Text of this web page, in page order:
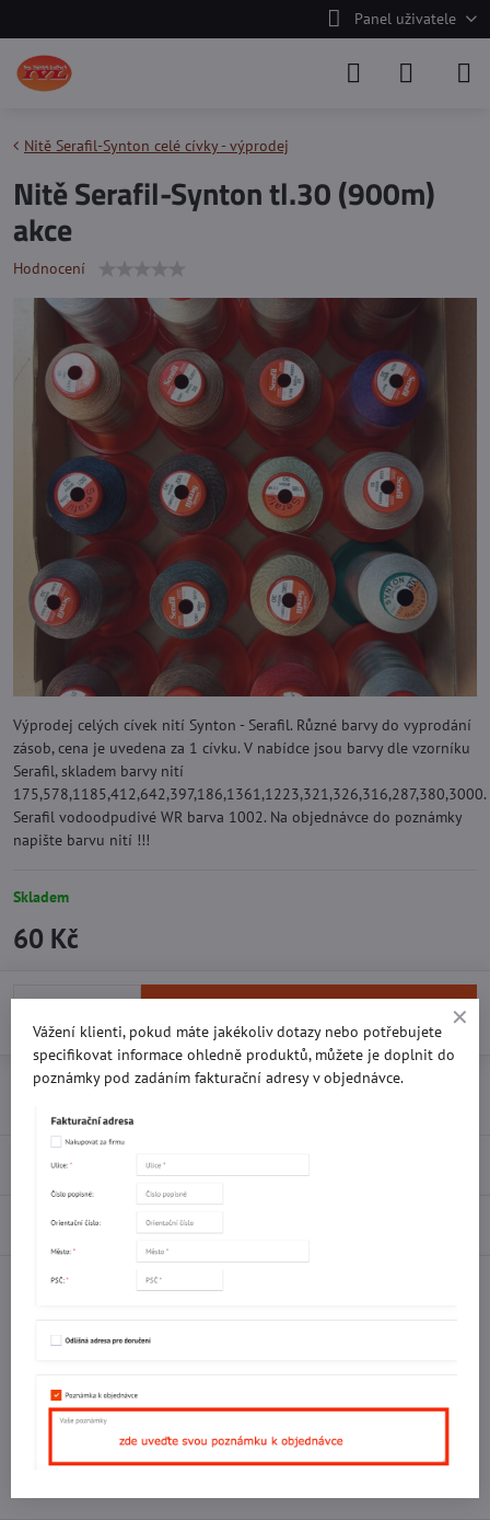
Panel uživatele
Nitě Serafil-Synton celé cívky - výprodej
Nitě Serafil-Synton tl.30 (900m)
akce
Hodnocení
Výprodej celých cívek nití Synton - Serafil. Různé barvy do vyprodání
zásob, cena je uvedena za 1 cívku. V nabídce jsou barvy dle vzorníku
Serafil, skladem barvy nití
175,578,1185,412,642,397,186,1361,1223,321,326,316,287,380,3000.
Serafil vodoodpudivé WR barva 1002. Na objednávce do poznámky
napište barvu nití !!!
Skladem
60 Kč
Přidat k Oblíbeným Doručení
Recenze
Diskuse 0
Potřebujete poradit s objednávkou?
Kontaktujte nás:
+420 577 523 563
Vážení klienti, pokud máte jakékoliv dotazy nebo potřebujete
specifikovat informace ohledně produktů, můžete je doplnit do
poznámky pod zadáním fakturační adresy v objednávce.